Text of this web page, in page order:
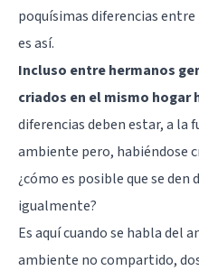
poquísimas diferencias entre
es así.
Incluso entre hermanos
criados en el mismo hogar
diferencias deben estar, a la
ambiente pero, habiéndose
¿cómo es posible que se
igualmente?
Es aquí cuando se habla del
ambiente no compartido,